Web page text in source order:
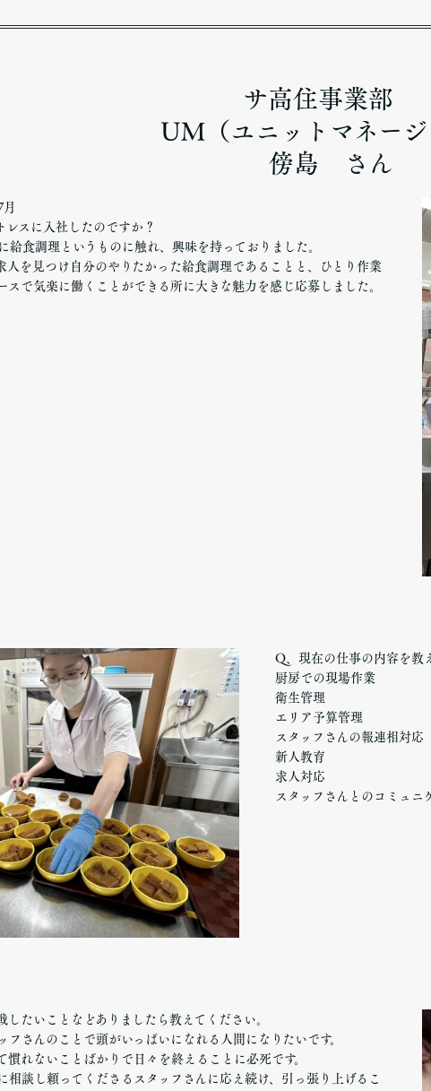
サ高住事業部
UM（ユニットマネージ
傍島 さん
月
レスに入社したのですか？
給食調理というものに触れ、興味を持っておりました。
人を見つけ自分のやりたかった給食調理であることと、ひとり作業
スで気楽に働くことができる所に大きな魅力を感じ応募しました。
Q、現在の仕事の内容を教
厨房での現場作業
衛生管理
エリア予算管理
スタッフさんの報連相対応
新人教育
求人対応
スタッフさんとのコミュニ
したいことなどありましたら教えてください。
フさんのことで頭がいっぱいになれる人間になりたいです。
慣れないことばかりで日々を終えることに必死です。
相談し頼ってくださるスタッフさんに応え続け、引っ張り上げるこ